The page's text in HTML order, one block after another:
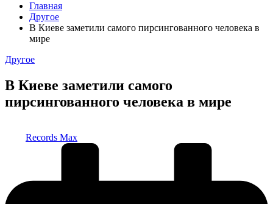
Главная
Другое
В Киеве заметили самого пирсингованного человека в
мире
Опубликовано
Другое
В Киеве заметили самого
пирсингованного человека в мире
Records Max